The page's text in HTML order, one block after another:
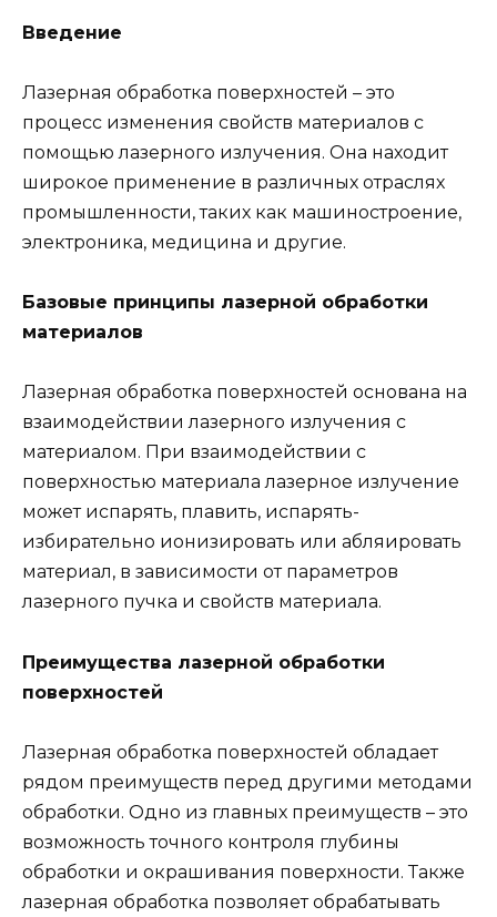
Введение
Лазерная обработка поверхностей – это
процесс изменения свойств материалов с
помощью лазерного излучения. Она находит
широкое применение в различных отраслях
промышленности, таких как машиностроение,
электроника, медицина и другие.
Базовые принципы лазерной обработки
материалов
Лазерная обработка поверхностей основана на
взаимодействии лазерного излучения с
материалом. При взаимодействии с
поверхностью материала лазерное излучение
может испарять, плавить, испарять-
избирательно ионизировать или абляировать
материал, в зависимости от параметров
лазерного пучка и свойств материала.
Преимущества лазерной обработки
поверхностей
Лазерная обработка поверхностей обладает
рядом преимуществ перед другими методами
обработки. Одно из главных преимуществ – это
возможность точного контроля глубины
обработки и окрашивания поверхности. Также
лазерная обработка позволяет обрабатывать